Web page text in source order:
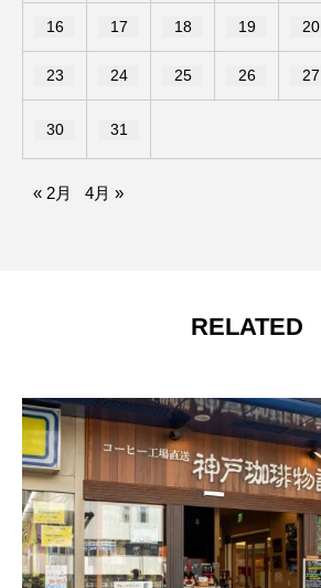
16 17 18 19 20
23 24 25 26 27
30 31
« 2月 4月 »
RELATED